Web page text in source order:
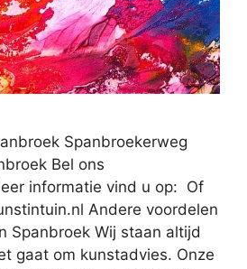
Spanbroekerweg
Bel ons
informatie vind u op: Of
Andere voordelen
Spanbroek Wij staan altijd
gaat om kunstadvies. Onze